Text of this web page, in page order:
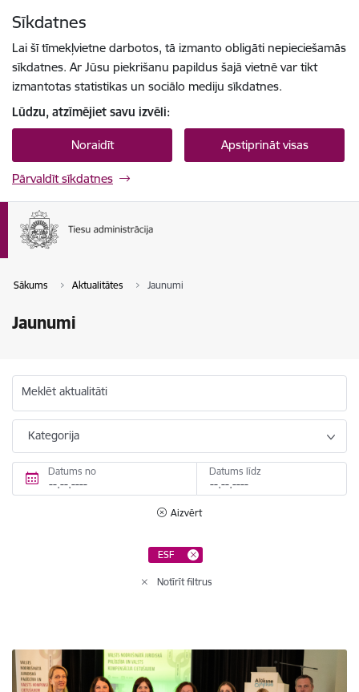
Sīkdatnes
Lai šī tīmekļvietne darbotos, tā izmanto obligāti nepieciešamās
sīkdatnes. Ar Jūsu piekrišanu papildus šajā vietnē var tikt
izmantotas statistikas un sociālo mediju sīkdatnes.
Lūdzu, atzīmējiet savu izvēli:
Noraidīt Apstiprināt visas
Pārvaldīt sīkdatnes
Sākums Aktualitātes Jaunumi
Jaunumi
Meklēt aktualitāti
Kategorija
Datums no Datums līdz
Aizvērt
ESF
Notīrīt filtrus